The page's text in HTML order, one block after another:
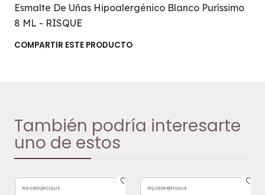
Esmalte De Uñas Hipoalergénico Blanco Puríssimo
8 ML - RISQUE
COMPARTIR ESTE PRODUCTO
También podría interesarte
uno de estos
RQ-02031|RISQUE RQ-03284|RISQUE